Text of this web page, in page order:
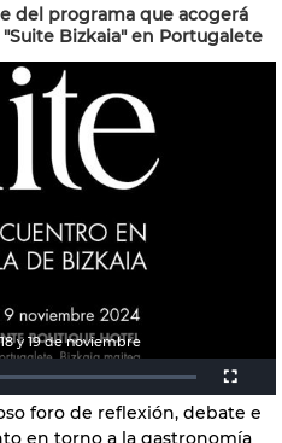
del programa que acogerá
Bizkaia" en Portugalete
y 19 de noviembre
foro de reflexión, debate e
en torno a la gastronomía